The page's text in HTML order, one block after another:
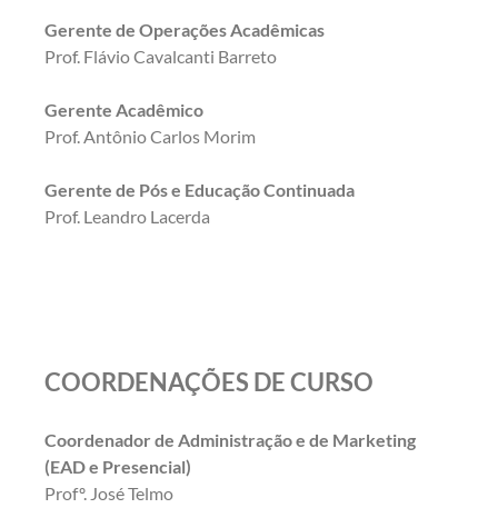
Gerente de Operações Acadêmicas
Prof. Flávio Cavalcanti Barreto
Gerente Acadêmico
Prof. Antônio Carlos Morim
Gerente de Pós e Educação Continuada
Prof. Leandro Lacerda
COORDENAÇÕES DE CURSO
Coordenador de Administração e de Marketing
(EAD e Presencial)
Profº. José Telmo